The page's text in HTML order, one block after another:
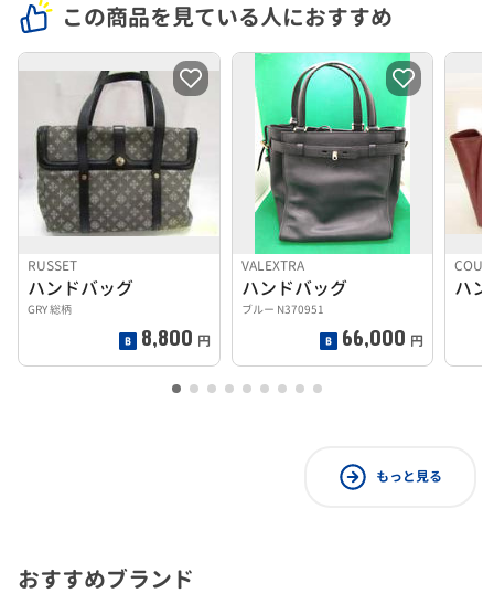
この商品を見ている人におすすめ
RUSSET
ハンドバッグ
GRY 総柄
8,800 円
VALEXTRA
ハンドバッグ
ブルー N370951
66,000 円
ハ
もっと見る
おすすめブランド